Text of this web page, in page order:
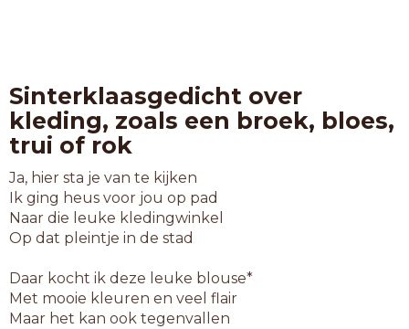
Sinterklaasgedicht over
kleding, zoals een broek, bloes,
trui of rok
Ja, hier sta je van te kijken
Ik ging heus voor jou op pad
Naar die leuke kledingwinkel
Op dat pleintje in de stad
Daar kocht ik deze leuke blouse*
Met mooie kleuren en veel flair
Maar het kan ook tegenvallen